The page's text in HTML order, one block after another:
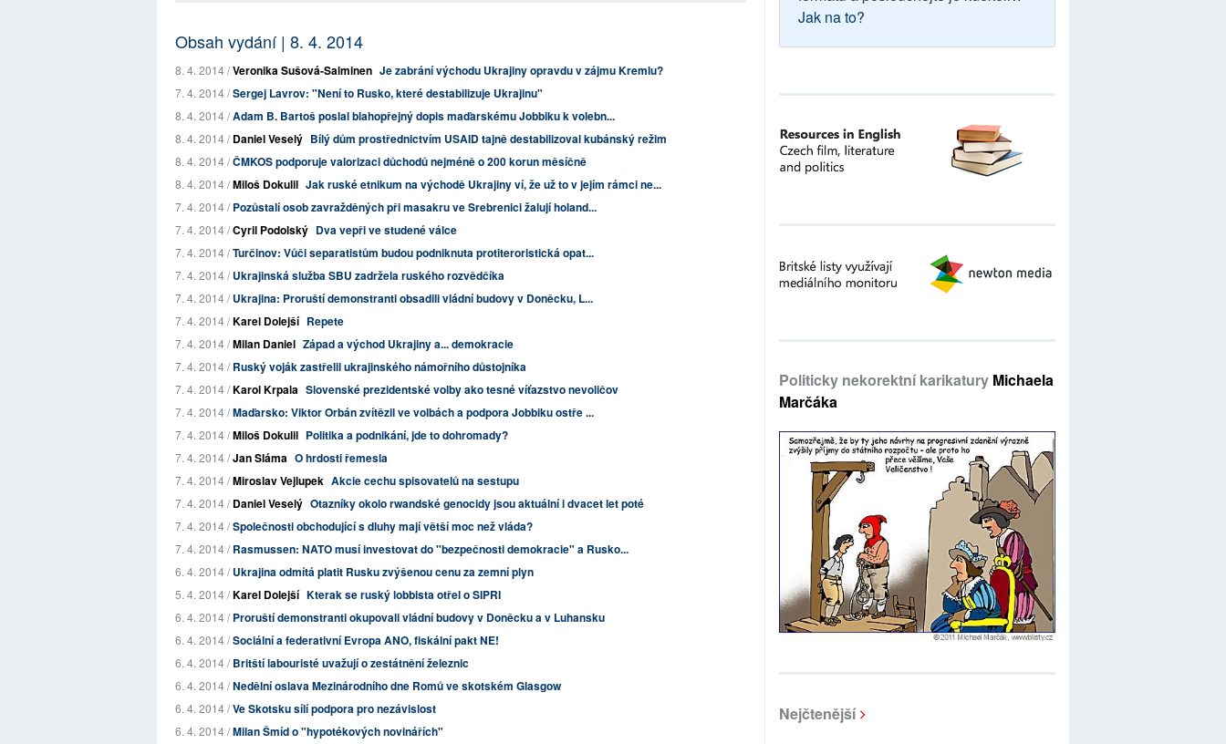
Obsah vydání | 8. 4. 2014
8. 4. 2014 /Veronika Sušová-Salminen Je zabrání východu Ukrajiny opravdu v zájmu Kremlu?
7. 4. 2014 /Sergej Lavrov: "Není to Rusko, které destabilizuje Ukrajinu"
8. 4. 2014 /Adam B. Bartoš poslal blahopřejný dopis maďarskému Jobbiku k volebn...
8. 4. 2014 /Daniel Veselý Bílý dům prostřednictvím USAID tajně destabilizoval kubánský režim
8. 4. 2014 /ČMKOS podporuje valorizaci důchodů nejméně o 200 korun měsíčně
8. 4. 2014 /Miloš Dokulil Jak ruské etnikum na východě Ukrajiny ví, že už to v jejím rámci ne...
7. 4. 2014 /Pozůstalí osob zavražděných při masakru ve Srebrenici žalují holand...
7. 4. 2014 /Cyril Podolský Dva vepři ve studené válce
7. 4. 2014 /Turčinov: Vůči separatistům budou podniknuta protiteroristická opat...
7. 4. 2014 /Ukrajinská služba SBU zadržela ruského rozvědčíka
7. 4. 2014 /Ukrajina: Proruští demonstranti obsadili vládní budovy v Doněcku, L...
7. 4. 2014 /Karel Dolejší Repete
7. 4. 2014 /Milan Daniel Západ a východ Ukrajiny a... demokracie
7. 4. 2014 /Ruský voják zastřelil ukrajinského námořního důstojníka
7. 4. 2014 /Karol Krpala Slovenské prezidentské volby ako tesné víťazstvo nevoličov
7. 4. 2014 /Maďarsko: Viktor Orbán zvítězil ve volbách a podpora Jobbiku ostře ...
7. 4. 2014 /Miloš Dokulil Politika a podnikání, jde to dohromady?
7. 4. 2014 /Jan Sláma O hrdosti řemesla
7. 4. 2014 /Miroslav Vejlupek Akcie cechu spisovatelů na sestupu
7. 4. 2014 /Daniel Veselý Otazníky okolo rwandské genocidy jsou aktuální i dvacet let poté
7. 4. 2014 /Společnosti obchodující s dluhy mají větší moc než vláda?
7. 4. 2014 /Rasmussen: NATO musí investovat do "bezpečnosti demokracie" a Rusko...
6. 4. 2014 /Ukrajina odmítá platit Rusku zvýšenou cenu za zemní plyn
5. 4. 2014 /Karel Dolejší Kterak se ruský lobbista otřel o SIPRI
6. 4. 2014 /Proruští demonstranti okupovali vládní budovy v Doněcku a v Luhansku
6. 4. 2014 /Sociální a federativní Evropa ANO, fiskální pakt NE!
6. 4. 2014 /Britští labouristé uvažují o zestátnění železnic
6. 4. 2014 /Nedělní oslava Mezinárodního dne Romů ve skotském Glasgow
6. 4. 2014 /Ve Skotsku sílí podpora pro nezávislost
6. 4. 2014 /Milan Šmíd o "hypotékových novinářích"
Jak na to?
Politicky nekorektní karikatury Michaela
Marčáka
Nejčtenější